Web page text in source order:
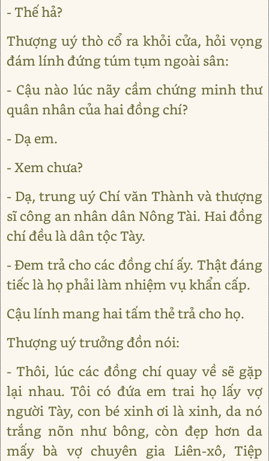
- Thế hả?
Thượng uý thò cổ ra khỏi cửa, hỏi vọng
đám lính đứng túm tụm ngoài sân:
- Cậu nào lúc nãy cầm chứng minh thư
quân nhân của hai đồng chí?
- Dạ em.
- Xem chưa?
- Dạ, trung uý Chí văn Thành và thượng
sĩ công an nhân dân Nông Tài. Hai đồng
chí đều là dân tộc Tày.
- Đem trả cho các đồng chí ấy. Thật đáng
tiếc là họ phải làm nhiệm vụ khẩn cấp.
Cậu lính mang hai tấm thẻ trả cho họ.
Thượng uý trưởng đồn nói:
- Thôi, lúc các đồng chí quay về sẽ gặp
lại nhau. Tôi có đứa em trai họ lấy vợ
người Tày, con bé xinh ơi là xinh, da nó
trắng nõn như bông, còn đẹp hơn da
mấy bà vợ chuyên gia Liên-xô, Tiệp